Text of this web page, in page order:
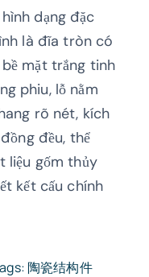
dạng đặc
là đĩa tròn có
mặt trắng tinh
phiu, lỗ nằm
rõ nét, kích
đều, thể
liệu gốm thủy
kết cấu chính
陶瓷结构件